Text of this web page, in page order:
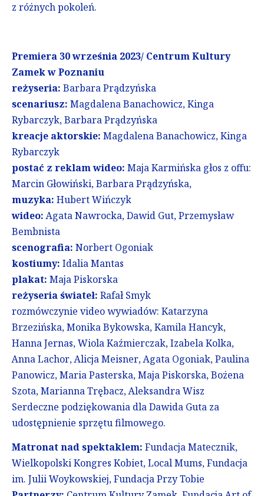
z różnych pokoleń.
Premiera 30 września 2023/ Centrum Kultury
Zamek w Poznaniu
reżyseria: Barbara Prądzyńska
scenariusz: Magdalena Banachowicz, Kinga
Rybarczyk, Barbara Prądzyńska
kreacje aktorskie: Magdalena Banachowicz, Kinga
Rybarczyk
postać z reklam wideo: Maja Karmińska głos z offu:
Marcin Głowiński, Barbara Prądzyńska,
muzyka: Hubert Wińczyk
wideo:Agata Nawrocka, Dawid Gut, Przemysław
Bembnista
scenografia: Norbert Ogoniak
kostiumy: Idalia Mantas
plakat: Maja Piskorska
reżyseria świateł: Rafał Smyk
rozmówczynie video wywiadów: Katarzyna
Brzezińska, Monika Bykowska, Kamila Hancyk,
Hanna Jernas, Wiola Kaźmierczak, Izabela Kolka,
Anna Lachor, Alicja Meisner, Agata Ogoniak, Paulina
Panowicz, Maria Pasterska, Maja Piskorska, Bożena
Szota, Marianna Trębacz, Aleksandra Wisz
Serdeczne podziękowania dla Dawida Guta za
udostępnienie sprzętu filmowego.
Matronat nad spektaklem: Fundacja Matecznik,
Wielkopolski Kongres Kobiet, Local Mums, Fundacja
im. Julii Woykowskiej, Fundacja Przy Tobie